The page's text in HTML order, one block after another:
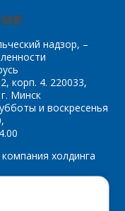
надзор, –
корп. 4. 220033,
Минск
и воскресенья
холдинга
г. Минск, 220108,